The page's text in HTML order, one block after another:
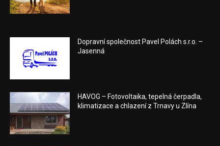
Dopravní společnost Pavel Polách s.r.o. –
Jasenná
HAVOG – Fotovoltaika, tepelná čerpadla,
klimatizace a chlazení z Trnavy u Zlína